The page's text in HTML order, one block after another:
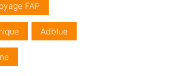
FAP
Adblue